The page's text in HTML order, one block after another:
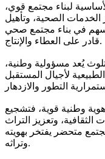
لبناء مجتمع قوي،
الخدمات الصحية، وتأهيل
تسهم في بناء مجتمع صحي
قادر على العطاء والإنتاج.
يُعد مسؤولية وطنية،
لأجيال المستقبل
هوية وطنية قوية، فتشجيع
الثقافية، وتعزيز التراث
متحضر يفتخر بهويته
وتراثه.